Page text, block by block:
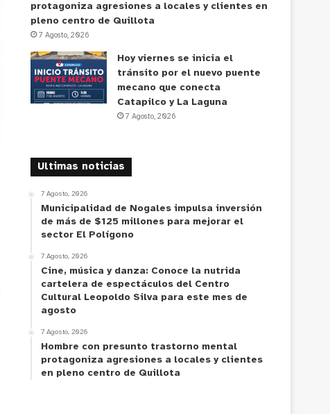
protagoniza agresiones a locales y clientes en
pleno centro de Quillota
7 Agosto, 2026
Hoy viernes se inicia el
tránsito por el nuevo puente
mecano que conecta
Catapilco y La Laguna
7 Agosto, 2026
Ultimas noticias
7 Agosto, 2026
Municipalidad de Nogales impulsa inversión
de más de $125 millones para mejorar el
sector El Polígono
7 Agosto, 2026
Cine, música y danza: Conoce la nutrida
cartelera de espectáculos del Centro
Cultural Leopoldo Silva para este mes de
agosto
7 Agosto, 2026
Hombre con presunto trastorno mental
protagoniza agresiones a locales y clientes
en pleno centro de Quillota